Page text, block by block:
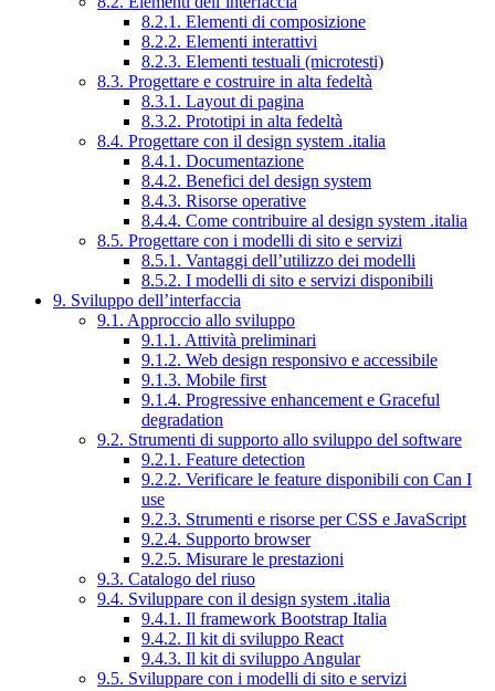
8.2.1. Elementi di composizione
8.2.2. Elementi interattivi
8.2.3. Elementi testuali (microtesti)
8.3. Progettare e costruire in alta fedeltà
8.3.1. Layout di pagina
8.3.2. Prototipi in alta fedeltà
8.4. Progettare con il design system .italia
8.4.1. Documentazione
8.4.2. Benefici del design system
8.4.3. Risorse operative
8.4.4. Come contribuire al design system .italia
8.5. Progettare con i modelli di sito e servizi
8.5.1. Vantaggi dell’utilizzo dei modelli
8.5.2. I modelli di sito e servizi disponibili
9. Sviluppo dell’interfaccia
9.1. Approccio allo sviluppo
9.1.1. Attività preliminari
9.1.2. Web design responsivo e accessibile
9.1.3. Mobile first
9.1.4. Progressive enhancement e Graceful
degradation
9.2. Strumenti di supporto allo sviluppo del software
9.2.1. Feature detection
9.2.2. Verificare le feature disponibili con Can I
use
9.2.3. Strumenti e risorse per CSS e JavaScript
9.2.4. Supporto browser
9.2.5. Misurare le prestazioni
9.3. Catalogo del riuso
9.4. Sviluppare con il design system .italia
9.4.1. Il framework Bootstrap Italia
9.4.2. Il kit di sviluppo React
9.4.3. Il kit di sviluppo Angular
9.5. Sviluppare con i modelli di sito e servizi